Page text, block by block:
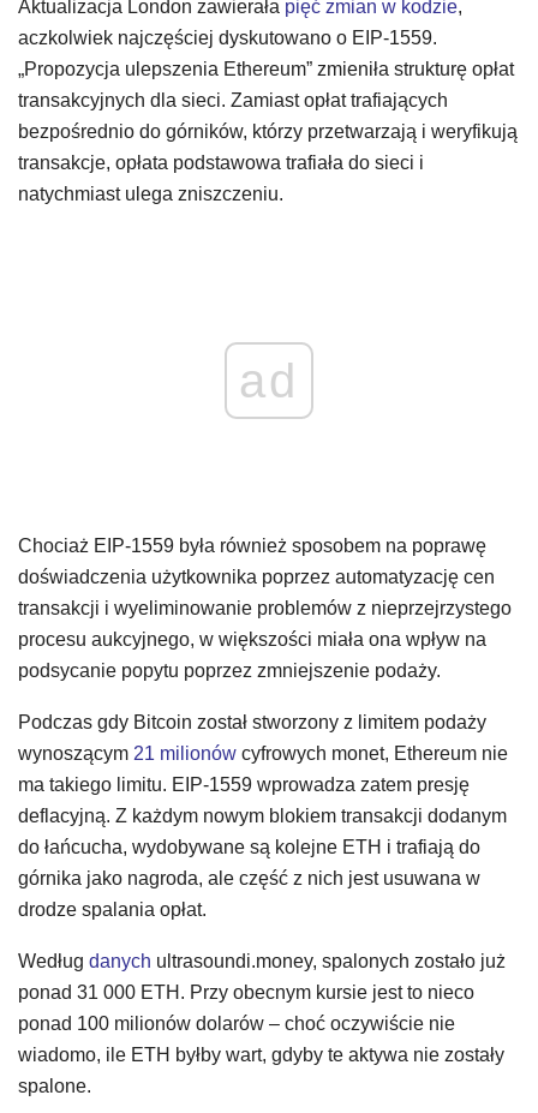
Aktualizacja London zawierała pięć zmian w kodzie,
aczkolwiek najczęściej dyskutowano o EIP-1559.
„Propozycja ulepszenia Ethereum” zmieniła strukturę opłat
transakcyjnych dla sieci. Zamiast opłat trafiających
bezpośrednio do górników, którzy przetwarzają i weryfikują
transakcje, opłata podstawowa trafiała do sieci i
natychmiast ulega zniszczeniu.
ad
Chociaż EIP-1559 była również sposobem na poprawę
doświadczenia użytkownika poprzez automatyzację cen
transakcji i wyeliminowanie problemów z nieprzejrzystego
procesu aukcyjnego, w większości miała ona wpływ na
podsycanie popytu poprzez zmniejszenie podaży.
Podczas gdy Bitcoin został stworzony z limitem podaży
wynoszącym 21 milionów cyfrowych monet, Ethereum nie
ma takiego limitu. EIP-1559 wprowadza zatem presję
deflacyjną. Z każdym nowym blokiem transakcji dodanym
do łańcucha, wydobywane są kolejne ETH i trafiają do
górnika jako nagroda, ale część z nich jest usuwana w
drodze spalania opłat.
Według danych ultrasoundi.money, spalonych zostało już
ponad 31 000 ETH. Przy obecnym kursie jest to nieco
ponad 100 milionów dolarów – choć oczywiście nie
wiadomo, ile ETH byłby wart, gdyby te aktywa nie zostały
spalone.